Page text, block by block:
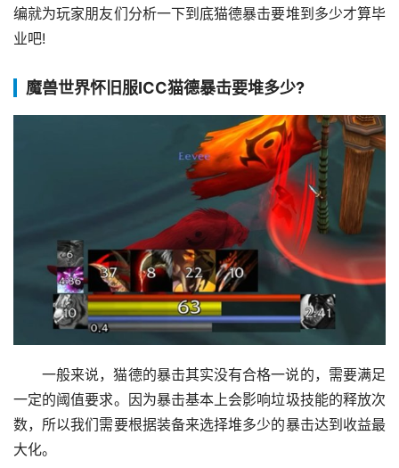
编就为玩家朋友们分析一下到底猫德暴击要堆到多少才算毕
业吧!
魔兽世界怀旧服ICC猫德暴击要堆多少?
一般来说，猫德的暴击其实没有合格一说的，需要满足
一定的阈值要求。因为暴击基本上会影响垃圾技能的释放次
数，所以我们需要根据装备来选择堆多少的暴击达到收益最
大化。